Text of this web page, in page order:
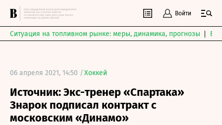
Войти
Ситуация на топливном рынке: меры, динамика, прогнозы
06 апреля 2021, 14:50 /Хоккей
Источник: Экс-тренер «Спартака»
Знарок подписал контракт с
московским «Динамо»